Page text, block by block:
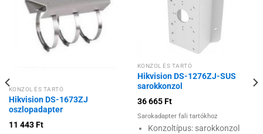
Hozzáadás a
kívánságlistához
KONZOL ÉS TARTÓ
Hikvision DS-1673ZJ
oszlopadapter
11 443Ft
Hozzáadás a
kívánságlistához
KONZOL ÉS TARTÓ
Hikvision DS-1276ZJ-SUS
sarokkonzol
36 665Ft
Sarokadapter fali tartókhoz
Konzoltípus: sarokkonzol